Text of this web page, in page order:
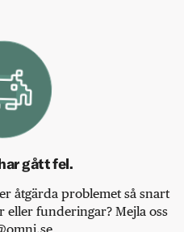
gått fel.
åtgärda problemet så snart
funderingar? Mejla oss